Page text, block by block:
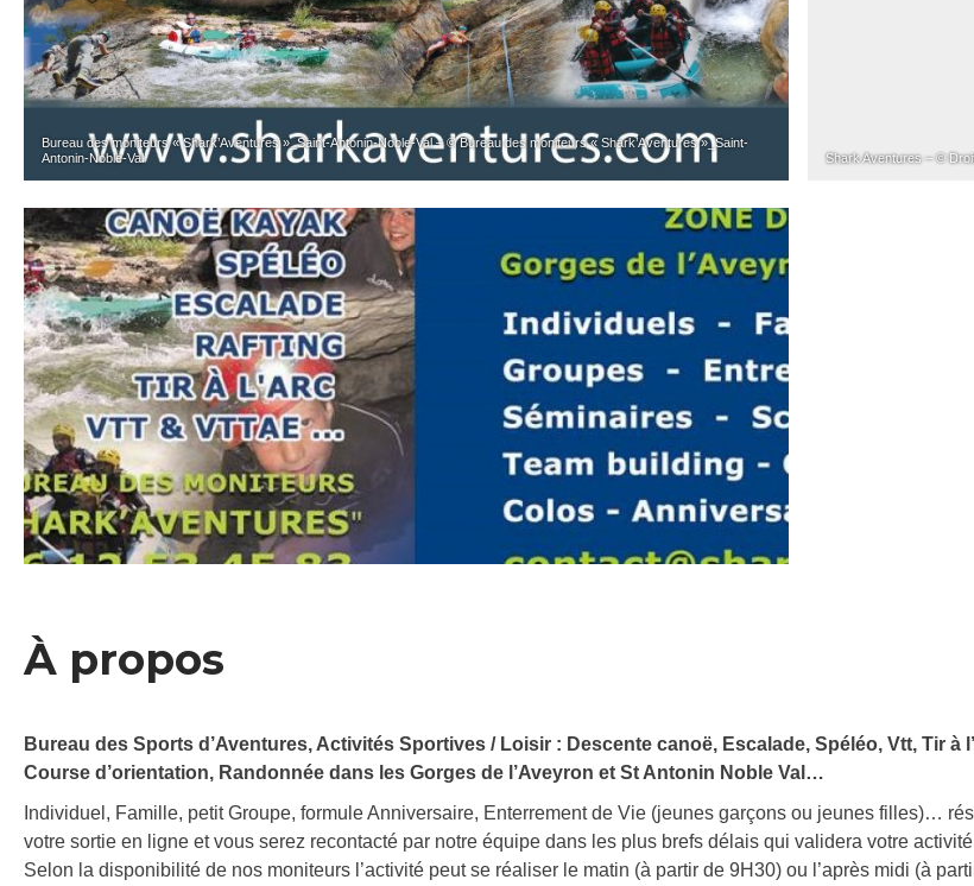
Bureau des moniteurs « Shark’Aventures »_Saint-Antonin-Noble-Val – © Bureau des moniteurs « Shark’Aventures »_Saint-
Antonin-Noble-Val
Shark Aventures – ©
À propos
Bureau des Sports d’Aventures, Activités Sportives / Loisir : Descente canoë, Escalade, Spéléo, Vtt, Tir à
Course d’orientation, Randonnée dans les Gorges de l’Aveyron et St Antonin Noble Val…
Individuel, Famille, petit Groupe, formule Anniversaire, Enterrement de Vie (jeunes garçons ou jeunes filles)…
votre sortie en ligne et vous serez recontacté par notre équipe dans les plus brefs délais qui validera votre
Selon la disponibilité de nos moniteurs l’activité peut se réaliser le matin (à partir de 9H30) ou l’après midi (à